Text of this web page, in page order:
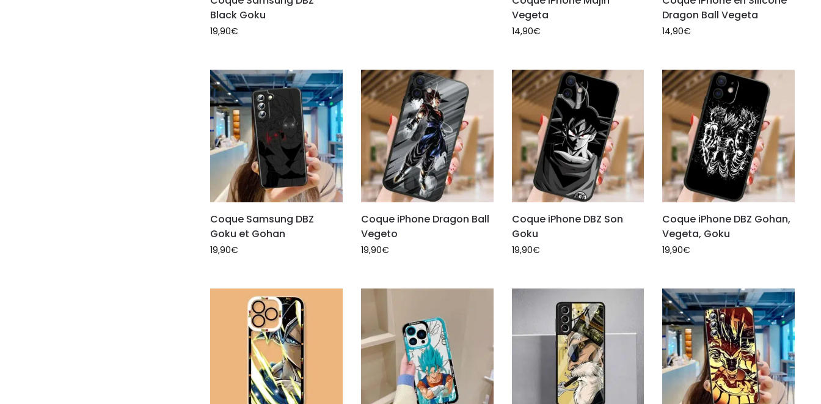
Black Goku
19,90€
Vegeta
14,90€
Dragon Ball Vegeta
14,90€
Coque Samsung DBZ
Goku et Gohan
19,90€
Coque iPhone Dragon Ball
Vegeto
19,90€
Coque iPhone DBZ Son
Goku
19,90€
Coque iPhone DBZ Gohan,
Vegeta, Goku
19,90€